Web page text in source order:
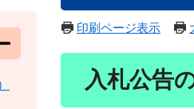
印刷ページ表示
入札公告